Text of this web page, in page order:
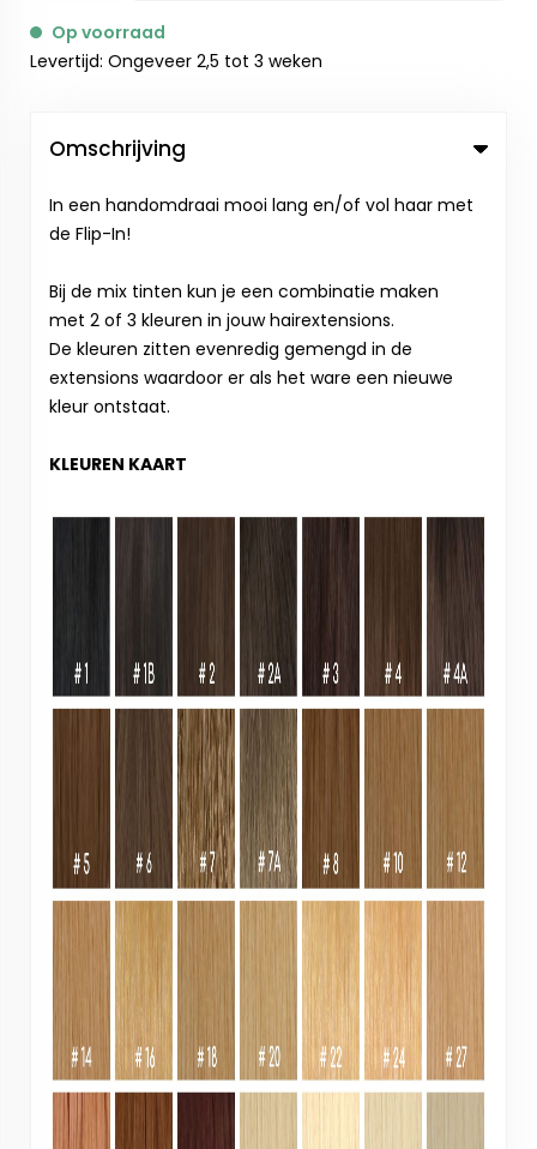
Op voorraad
Levertijd: Ongeveer 2,5 tot 3 weken
Omschrijving
In een handomdraai mooi lang en/of vol haar met
de Flip-In!
Bij de mix tinten kun je een combinatie maken
met 2 of 3 kleuren in jouw hairextensions.
De kleuren zitten evenredig gemengd in de
extensions waardoor er als het ware een nieuwe
kleur ontstaat.
KLEUREN KAART